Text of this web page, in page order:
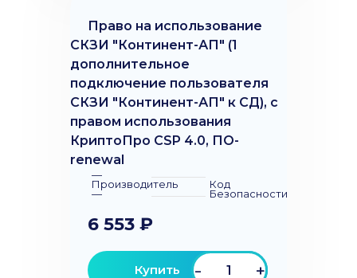
Право на использование
СКЗИ "Континент-АП" (1
дополнительное
подключение пользователя
СКЗИ "Континент-АП" к СД), с
правом использования
КриптоПро CSP 4.0, ПО-
renewal
—
Производитель
—
Код
Безопасности
6 553 ₽
Купить - +